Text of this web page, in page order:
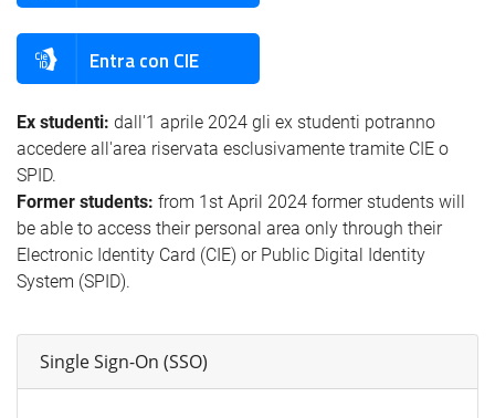
Entra con CIE
Ex studenti: dall'1 aprile 2024 gli ex studenti potranno
accedere all'area riservata esclusivamente tramite CIE o
SPID.
Former students: from 1st April 2024 former students will
be able to access their personal area only through their
Electronic Identity Card (CIE) or Public Digital Identity
System (SPID).
Single Sign-On (SSO)